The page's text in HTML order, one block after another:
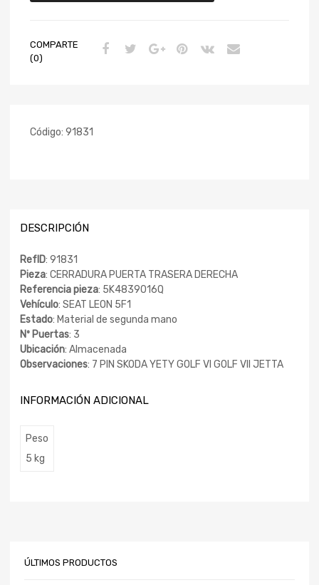
COMPARTE
(0)
Código: 91831
DESCRIPCIÓN
RefID: 91831
Pieza: CERRADURA PUERTA TRASERA DERECHA
Referencia pieza: 5K4839016Q
Vehículo: SEAT LEON 5F1
Estado: Material de segunda mano
Nº Puertas: 3
Ubicación: Almacenada
Observaciones: 7 PIN SKODA YETY GOLF VI GOLF VII JETTA
INFORMACIÓN ADICIONAL
Peso
5 kg
ÚLTIMOS PRODUCTOS